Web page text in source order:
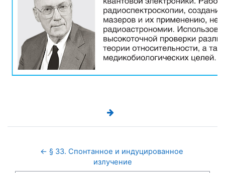
← § 33. Спонтанное и индуцированное
излучение